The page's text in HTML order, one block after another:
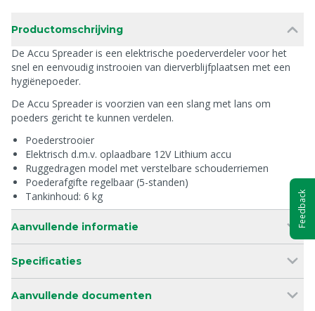
Productomschrijving
De Accu Spreader is een elektrische poederverdeler voor het
snel en eenvoudig instrooien van dierverblijfplaatsen met een
hygiënepoeder.
De Accu Spreader is voorzien van een slang met lans om
poeders gericht te kunnen verdelen.
Poederstrooier
Elektrisch d.m.v. oplaadbare 12V Lithium accu
Ruggedragen model met verstelbare schouderriemen
Poederafgifte regelbaar (5-standen)
Tankinhoud: 6 kg
Aanvullende informatie
Specificaties
Aanvullende documenten
Feedback